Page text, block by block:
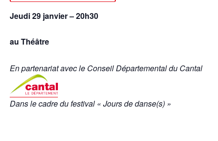
Jeudi 29 janvier – 20h30
au Théâtre
En partenariat avec le Conseil Départemental du Cantal
Dans le cadre du festival « Jours de danse(s) »